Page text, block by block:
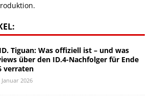
Tiguan: Was offiziell ist – und was
über den ID.4-Nachfolger für Ende
verraten
Januar 2026